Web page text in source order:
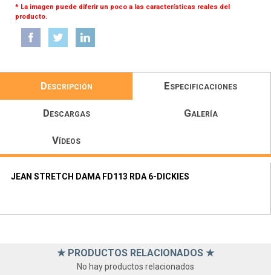
* La imagen puede diferir un poco a las características reales del
producto.
Descripción Especificaciones
Descargas Galería
Vídeos
JEAN STRETCH DAMA FD113 RDA 6-DICKIES
★ PRODUCTOS RELACIONADOS ★
No hay productos relacionados